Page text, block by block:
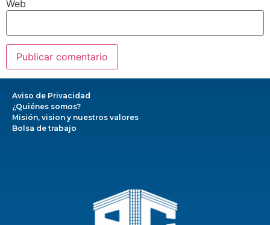
Web
Aviso de Privacidad
¿Quiénes somos?
Misión, vision y nuestros valores
Bolsa de trabajo